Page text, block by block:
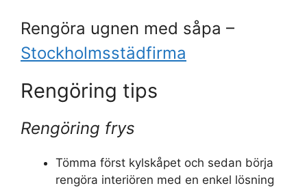
Rengöra ugnen med såpa –
Stockholmsstädfirma
Rengöring tips
Rengöring frys
Tömma först kylskåpet och sedan börja
rengöra interiören med en enkel lösning